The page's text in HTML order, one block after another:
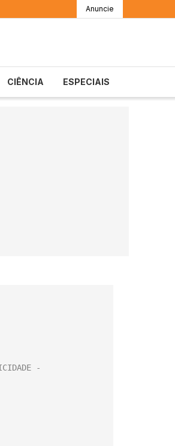
Anuncie
CIÊNCIA ESPECIAIS